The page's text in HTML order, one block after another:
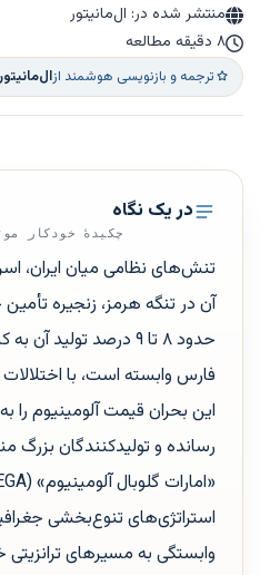
منتشر شده در: ال‌مانیتور
۸ دقیقه مطالعه
ترجمه و بازنویسی هوشمند از
در یک نگاه
چکیدهٔ خودکار
تنش‌های نظامی میان ایران،
آن در تنگه هرمز، زنجیره تأمین
حدود ۸ تا ۹ درصد
فارس وابسته است، با
این بحران قیمت آلومینیوم را
استراتژی‌های تنوع‌بخشی
وابستگی به مسیرهای